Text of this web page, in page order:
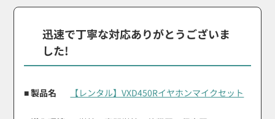
迅速で丁寧な対応ありがとうございま
した!
■ 製品名 【レンタル】VXD450Rイヤホンマイクセット